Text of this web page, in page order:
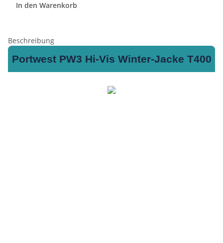
In den Warenkorb
Beschreibung
Portwest PW3 Hi-Vis Winter-Jacke T400